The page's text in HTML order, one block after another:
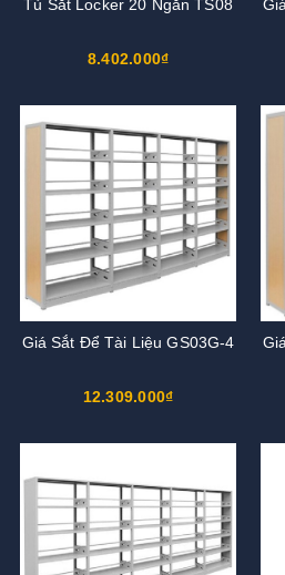
Tủ Sắt Locker 20 Ngăn TS08
8.402.000₫
Giá Sắt Để Tài Liệu GS03G-4
12.309.000₫